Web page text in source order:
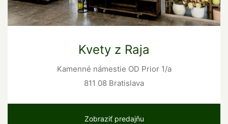
Kvety z Raja
Kamenné námestie OD Prior 1/a
811 08 Bratislava
Zobraziť predajňu